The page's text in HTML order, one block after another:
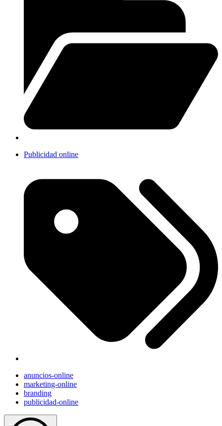
Publicidad online
anuncios-online
marketing-online
branding
publicidad-online